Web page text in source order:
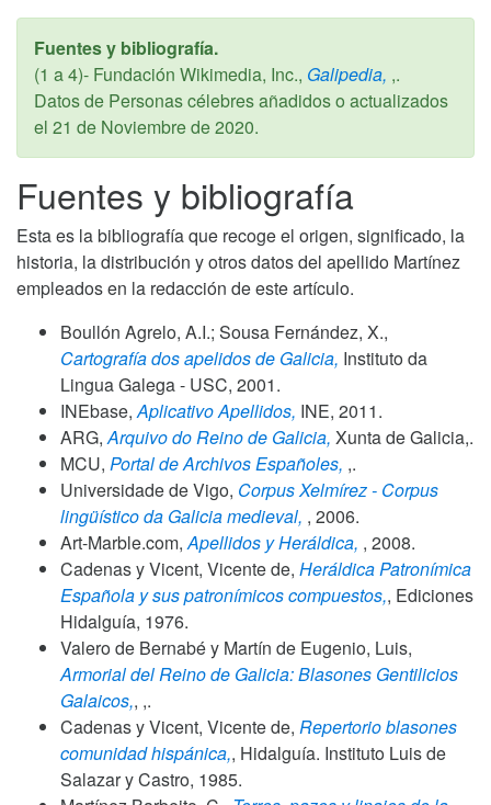
Fuentes y bibliografía.
(1 a 4)- Fundación Wikimedia, Inc., Galipedia, ,.
Datos de Personas célebres añadidos o actualizados
el 21 de Noviembre de 2020.
Fuentes y bibliografía
Esta es la bibliografía que recoge el origen, significado, la
historia, la distribución y otros datos del apellido Martínez
empleados en la redacción de este artículo.
Boullón Agrelo, A.I.; Sousa Fernández, X.,
Cartografía dos apelidos de Galicia, Instituto da
Lingua Galega - USC, 2001.
INEbase, Aplicativo Apellidos, INE, 2011.
ARG, Arquivo do Reino de Galicia, Xunta de Galicia,.
MCU, Portal de Archivos Españoles, ,.
Universidade de Vigo, Corpus Xelmírez - Corpus
lingüístico da Galicia medieval, , 2006.
Art-Marble.com, Apellidos y Heráldica, , 2008.
Cadenas y Vicent, Vicente de, Heráldica Patronímica
Española y sus patronímicos compuestos,, Ediciones
Hidalguía, 1976.
Valero de Bernabé y Martín de Eugenio, Luis,
Armorial del Reino de Galicia: Blasones Gentilicios
Galaicos,, ,.
Cadenas y Vicent, Vicente de, Repertorio blasones
comunidad hispánica,, Hidalguía. Instituto Luis de
Salazar y Castro, 1985.